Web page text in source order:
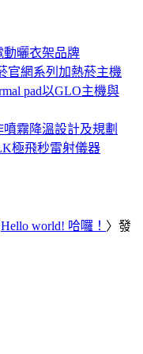
動曬衣架品牌
官網系列加熱菸主機
pad以GLO主機與
霧降溫設計及規劃
極飛秒雷射儀器
Hello world! 哈囉！ 〉發